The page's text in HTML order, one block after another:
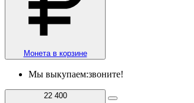
Монета в корзине
Мы выкупаем:звоните!
22 400